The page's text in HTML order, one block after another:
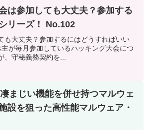
は参加しても大丈夫？参加する
リーズ！ No.102
も大丈夫？参加するにはどうすればいい
が毎月参加しているハッキング大会につ
守秘義務契約を...
まじい機能を併せ持つマルウェ
を狙った高性能マルウェア・